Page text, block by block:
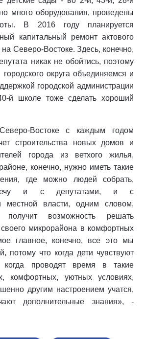
много оборудования, проведены
В 2016 году планируется
капитальный ремонт актового
Северо-Востоке. Здесь, конечно,
никак не обойтись, поэтому
округа объединяемся и
городской администрации
й школе тоже сделать хороший
Востоке с каждым годом
строительства новых домов и
города из ветхого жилья,
конечно, нужно иметь такие
где можно людей собрать,
и с депутатами, и с
местной власти, одним словом,
получит возможность решать
микрорайона в комфортных
главное, конечно, все это мы
потому что когда дети чувствуют
проводят время в такие
комфортных, уютных условиях,
другим настроением учатся,
дополнительные знания», -